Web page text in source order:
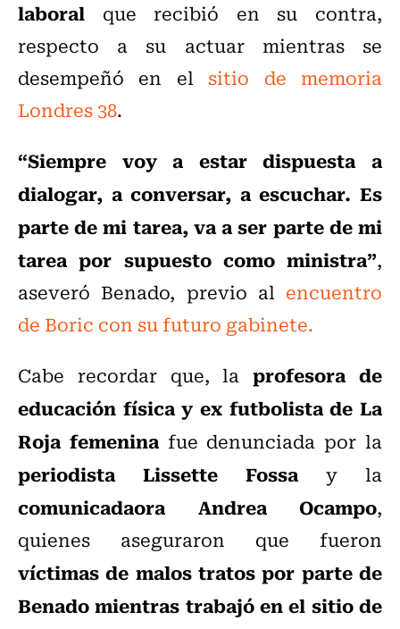
laboral que recibió en su contra,
respecto a su actuar mientras se
desempeñó en el sitio de memoria
Londres 38.
“Siempre voy a estar dispuesta a
dialogar, a conversar, a escuchar. Es
parte de mi tarea, va a ser parte de mi
tarea por supuesto como ministra”,
aseveró Benado, previo al encuentro
de Boric con su futuro gabinete.
Cabe recordar que, laprofesora de
educación física y ex futbolista de La
Roja femeninafue denunciada por la
periodista Lissette Fossa y la
comunicadaora Andrea Ocampo,
quienes aseguraron que fueron
víctimas de malos tratos por parte de
Benado mientras trabajó en el sitio de